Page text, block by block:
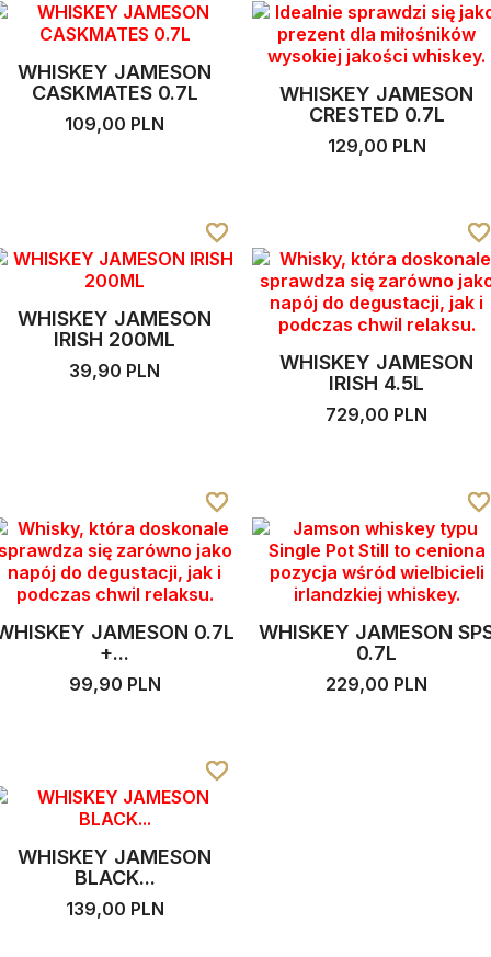
WHISKEY JAMESON
CASKMATES 0.7L
109,00 PLN
WHISKEY JAMESON
CRESTED 0.7L
129,00 PLN
WHISKEY JAMESON
IRISH 200ML
39,90 PLN
favorite_border
favorite_border
favorite_border
WHISKEY JAMESON
IRISH 4.5L
729,00 PLN
favorite_border
favorite_border
favorite_border
JAMESON 0.7L
+...
99,90 PLN
favorite_border
favorite_border
favorite_border
WHISKEY JAMESON
0.7L
229,00 PLN
favorite_border
favorite_border
favorite_border
WHISKEY JAMESON
BLACK...
139,00 PLN
favorite_border
favorite_border
favorite_border